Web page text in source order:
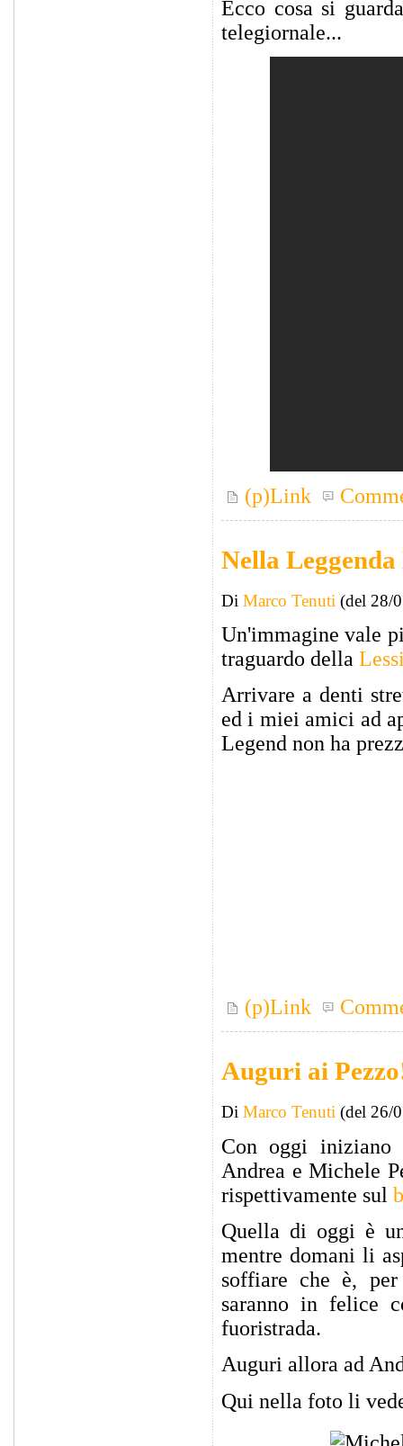
Ecco cosa si
telegiornale...
(p)Link
Nella Leggenda
Di Marco Tenuti (del 28/
Un'immagine vale
traguardo della
Arrivare a denti
ed i miei amici ad
Legend non ha
(p)Link
Auguri ai
Di Marco Tenuti (del 26/
Con oggi iniziano
Andrea e Michele
rispettivamente sul
Quella di oggi è
mentre domani li
soffiare che è,
saranno in felice
fuoristrada.
Auguri allora ad
Qui nella foto li